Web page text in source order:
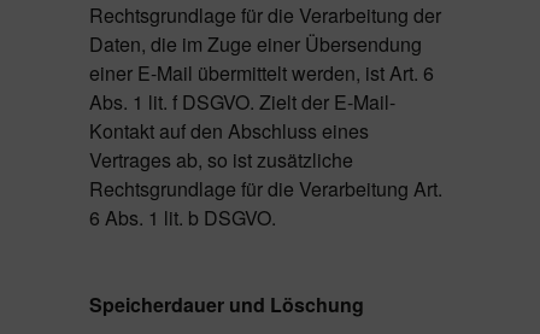
Rechtsgrundlage für die Verarbeitung der
Daten, die im Zuge einer Übersendung
einer E-Mail übermittelt werden, ist Art. 6
Abs. 1 lit. f DSGVO. Zielt der E-Mail-
Kontakt auf den Abschluss eines
Vertrages ab, so ist zusätzliche
Rechtsgrundlage für die Verarbeitung Art.
6 Abs. 1 lit. b DSGVO.
Speicherdauer und Löschung